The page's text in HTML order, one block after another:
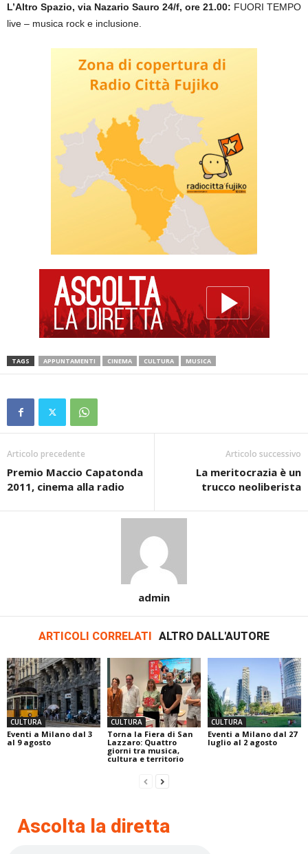
L’Altro Spazio, via Nazario Sauro 24/f, ore 21.00: FUORI TEMPO
live – musica rock e inclusione.
TAGS APPUNTAMENTI CINEMA CULTURA MUSICA
Articolo precedente
Premio Maccio Capatonda
2011, cinema alla radio
Articolo successivo
La meritocrazia è un
trucco neoliberista
admin
ARTICOLI CORRELATI ALTRO DALL'AUTORE
CULTURA
Eventi a Milano dal 3
al 9 agosto
CULTURA
Torna la Fiera di San
Lazzaro: Quattro
giorni tra musica,
cultura e territorio
CULTURA
Eventi a Milano dal 27
luglio al 2 agosto
Ascolta la diretta